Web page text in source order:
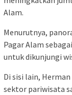
Alam.
Menurutnya,
Pagar Alam
untuk dikunjungi
Di sisi lain,
sektor pariwisata